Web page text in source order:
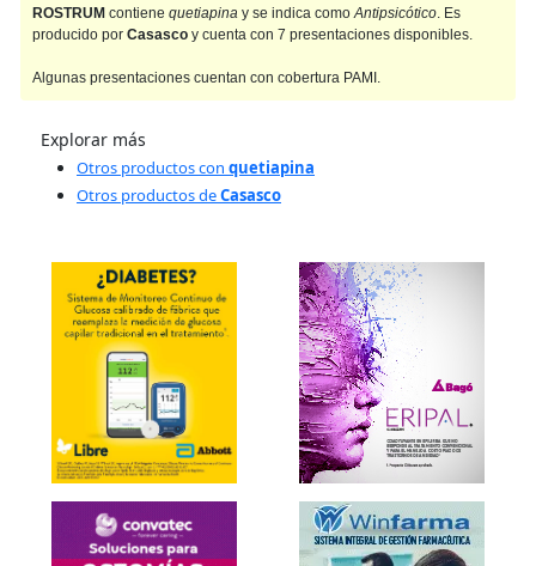
ROSTRUM contiene quetiapina y se indica comoAntipsicótico. Es
producido por Casasco y cuenta con 7 presentaciones disponibles.
Algunas presentaciones cuentan con cobertura PAMI.
Explorar más
Otros productos con quetiapina
Otros productos deCasasco